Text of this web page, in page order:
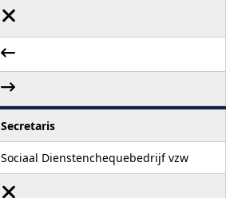
Secretaris
Sociaal Dienstenchequebedrijf vzw